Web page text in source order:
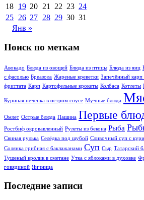
18 19 20 21 22 23 24
25 26 27 28 29 30 31
Янв »
Поиск по меткам
Авокадо Блюда из овощей Блюда из птицы Блюда из яиц
с фасолью Бреазола Жареные креветки Запечённый
фриттата Карп Картофельные крокеты Колбаса Котлеты
Куриная печенка в остром соусе Мучные блюда
Омлет Острые блюда Пашина Первые
Ростбиф окровавлeнный Рулеты из бекона Рыба
Свиная рулька Селёдка под шубой Сливочный суп с
Солянка грибная с баклажанами Суп Сыр Татарский
Тушеный кролик в сметане Утка с яблоками в духовке
говядиной Яичница
Последние записи